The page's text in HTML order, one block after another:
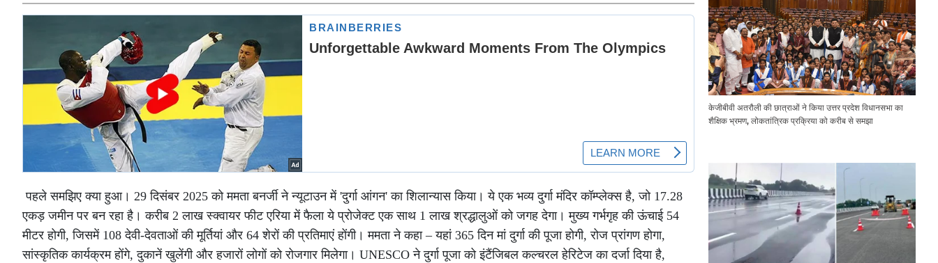
पहले समझिए क्या हुआ। 29 दिसंबर 2025 को ममता बनर्जी ने न्यूटाउन में 'दुर्गा आंगन' का शिलान्यास किया। ये एक भव्य दुर्गा मंदिर कॉम्प्लेक्स है, जो 17.28
एकड़ जमीन पर बन रहा है। करीब 2 लाख स्क्वायर फीट एरिया में फैला ये प्रोजेक्ट एक साथ 1 लाख श्रद्धालुओं को जगह देगा। मुख्य गर्भगृह की ऊंचाई 54
मीटर होगी, जिसमें 108 देवी-देवताओं की मूर्तियां और 64 शेरों की प्रतिमाएं होंगी। ममता ने कहा – यहां 365 दिन मां दुर्गा की पूजा होगी, रोज प्रांगण होगा,
सांस्कृतिक कार्यक्रम होंगे, दुकानें खुलेंगी और हजारों लोगों को रोजगार मिलेगा। UNESCO ने दुर्गा पूजा को इंटैंजिबल कल्चरल हेरिटेज का दर्जा दिया है,
केजीबीवी अतरौली की छात्राओं ने किया उत्तर प्रदेश विधानसभा का
शैक्षिक भ्रमण, लोकतांत्रिक प्रक्रिया को करीब से समझा